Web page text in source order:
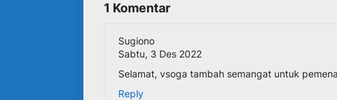
1 Komentar
Sugiono
Sabtu, 3 Des 2022
Selamat, vsoga tambah semangat untuk
Reply